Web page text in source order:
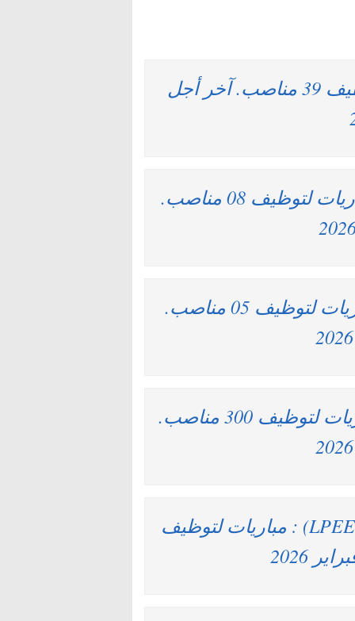
وزارة الصناعة والتجارة : مباريات لتوظيف 39 مناصب. آخر أجل
إقليم مولاي يعقوب – عين الشقف : مباريات لتوظيف 08 مناصب.
شركة الرباط سلا تمارة للخدمات : مباريات لتوظيف 05 مناصب.
المجلس الأعلى للسلطة القضائية : مباريات لتوظيف 300 مناصب.
المختبر العمومي للتجارب والدراسات (LPEE) : مباريات لتوظيف